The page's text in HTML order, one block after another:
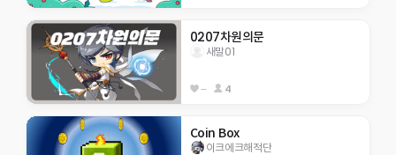
0207차원의문
새말01
-- 4
Coin Box
이크에크해적단